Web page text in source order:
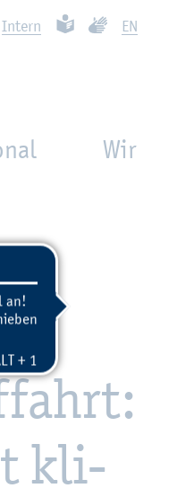
In­tern Leich­te Spra­che
EN
Wir
kli­